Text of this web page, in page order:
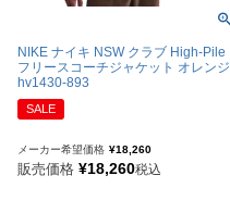
NIKE ナイキ NSW クラブ High-Pile
フリースコーチジャケット オレンジ
hv1430-893
SALE
メーカー希望価格 ¥18,260
販売価格 ¥18,260税込